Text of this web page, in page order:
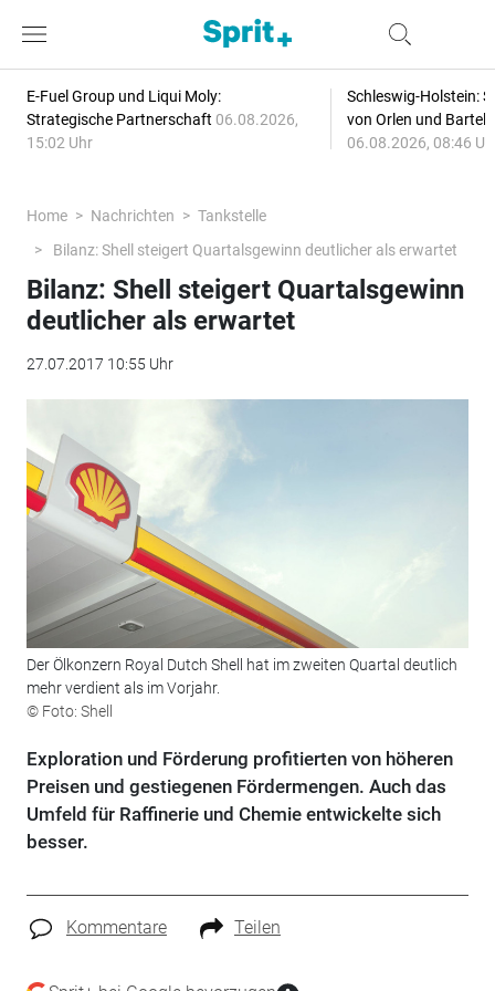
E-Fuel Group und Liqui Moly:
Strategische Partnerschaft 06.08.2026,
15:02 Uhr
Schleswig-Holstein:
von Orlen und
06.08.2026, 08:46
Home Nachrichten
Tankstelle
Bilanz: Shell steigert Quartalsgewinn deutlicher als erwartet
Bilanz: Shell steigert Quartalsgewinn
deutlicher als erwartet
27.07.2017 10:55 Uhr
Der Ölkonzern Royal Dutch Shell hat im zweiten Quartal deutlich
mehr verdient als im Vorjahr.
© Foto: Shell
Exploration und Förderung profitierten von höheren
Preisen und gestiegenen Fördermengen. Auch das
Umfeld für Raffinerie und Chemie entwickelte sich
besser.
Kommentare Teilen